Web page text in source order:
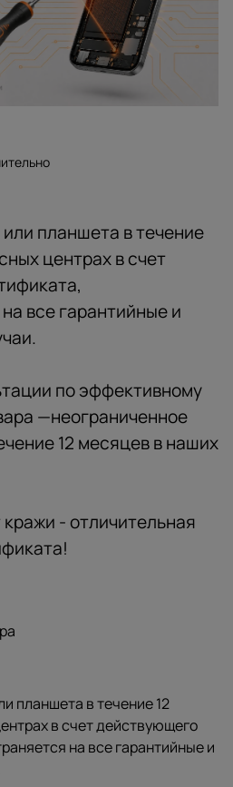
планшета в течение
центрах в счет
все гарантийные и
по эффективному
—неограниченное
12 месяцев в наших
- отличительная
планшета в течение 12
в счет действующего
на все гарантийные и